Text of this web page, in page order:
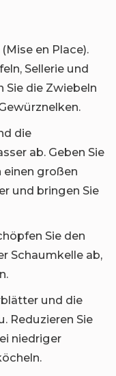
en Place).
Sellerie und
Sie die Zwiebeln
die
ab. Geben Sie
einen großen
und bringen Sie
Sie den
Schaumkelle ab,
und die
Reduzieren Sie
niedriger